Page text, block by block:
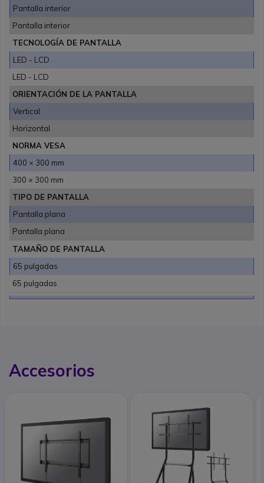
Pantalla interior
Pantalla interior
TECNOLOGÍA DE PANTALLA
LED - LCD
LED - LCD
ORIENTACIÓN DE LA PANTALLA
Vertical
Horizontal
NORMA VESA
400 × 300 mm
300 × 300 mm
TIPO DE PANTALLA
Pantalla plana
Pantalla plana
TAMAÑO DE PANTALLA
65 pulgadas
65 pulgadas
Accesorios